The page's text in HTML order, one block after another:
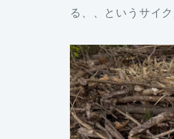
る、、というサイ